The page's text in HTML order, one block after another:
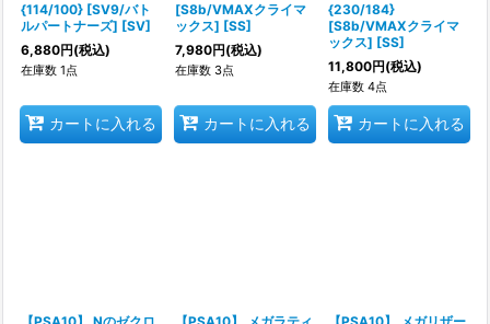
{114/100} [SV9/バト
ルパートナーズ] [SV]
6,880円(税込)
在庫数 1点
カートに入れる
[S8b/VMAXクライマ
ックス] [SS]
7,980円(税込)
在庫数 3点
カートに入れる
{230/184}
[S8b/VMAXクライマ
ックス] [SS]
11,800円(税込)
在庫数 4点
カートに入れる